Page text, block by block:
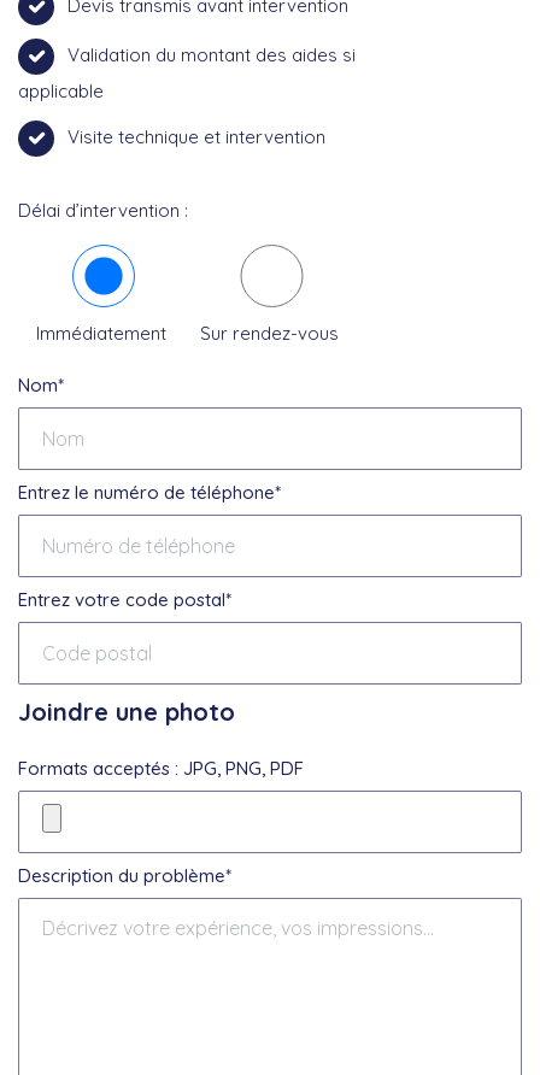
Devis transmis avant intervention
Validation du montant des aides si
applicable
Visite technique et intervention
Délai d’intervention :
Immédiatement Sur rendez-vous
Nom*
Entrez le numéro de téléphone*
Entrez votre code postal*
Joindre une photo
Formats acceptés : JPG, PNG, PDF
Description du problème*